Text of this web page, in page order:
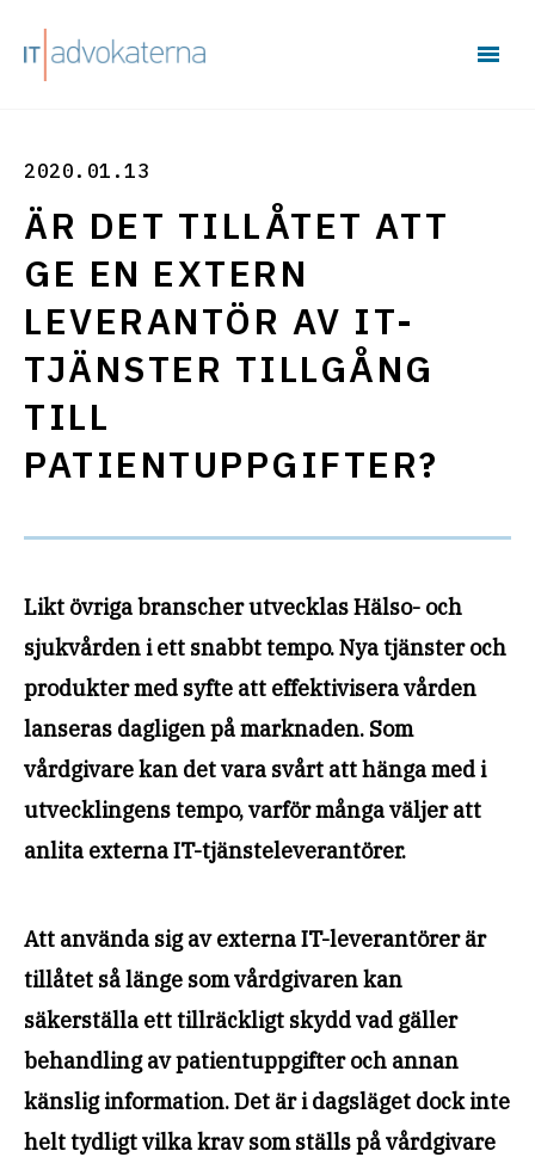
2020.01.13
ÄR DET TILLÅTET ATT
GE EN EXTERN
LEVERANTÖR AV IT-
TJÄNSTER TILLGÅNG
TILL
PATIENTUPPGIFTER?
Likt övriga branscher utvecklas Hälso- och
sjukvården i ett snabbt tempo. Nya tjänster och
produkter med syfte att effektivisera vården
lanseras dagligen på marknaden. Som
vårdgivare kan det vara svårt att hänga med i
utvecklingens tempo, varför många väljer att
anlita externa IT-tjänsteleverantörer.
Att använda sig av externa IT-leverantörer är
tillåtet så länge som vårdgivaren kan
säkerställa ett tillräckligt skydd vad gäller
behandling av patientuppgifter och annan
känslig information. Det är i dagsläget dock inte
helt tydligt vilka krav som ställs på vårdgivare